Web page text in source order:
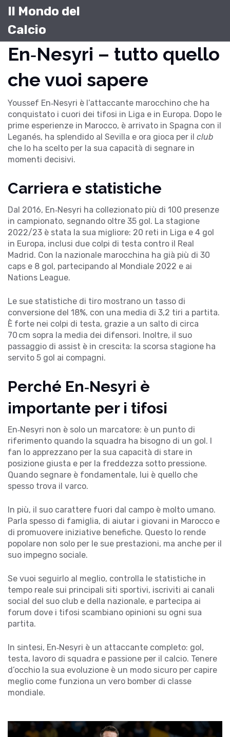
Il Mondo del
Calcio
En‑Nesyri – tutto quello
che vuoi sapere
Youssef En‑Nesyri è l’attaccante marocchino che ha
conquistato i cuori dei tifosi in Liga e in Europa. Dopo le
prime esperienze in Marocco, è arrivato in Spagna con il
Leganés, ha splendido al Sevilla e ora gioca per il club
che lo ha scelto per la sua capacità di segnare in
momenti decisivi.
Carriera e statistiche
Dal 2016, En‑Nesyri ha collezionato più di 100 presenze
in campionato, segnando oltre 35 gol. La stagione
2022/23 è stata la sua migliore: 20 reti in Liga e 4 gol
in Europa, inclusi due colpi di testa contro il Real
Madrid. Con la nazionale marocchina ha già più di 30
caps e 8 gol, partecipando al Mondiale 2022 e ai
Nations League.
Le sue statistiche di tiro mostrano un tasso di
conversione del 18%, con una media di 3,2 tiri a partita.
È forte nei colpi di testa, grazie a un salto di circa
70 cm sopra la media dei difensori. Inoltre, il suo
passaggio di assist è in crescita: la scorsa stagione ha
servito 5 gol ai compagni.
Perché En‑Nesyri è
importante per i tifosi
En‑Nesyri non è solo un marcatore: è un punto di
riferimento quando la squadra ha bisogno di un gol. I
fan lo apprezzano per la sua capacità di stare in
posizione giusta e per la freddezza sotto pressione.
Quando segnare è fondamentale, lui è quello che
spesso trova il varco.
In più, il suo carattere fuori dal campo è molto umano.
Parla spesso di famiglia, di aiutar i giovani in Marocco e
di promuovere iniziative benefiche. Questo lo rende
popolare non solo per le sue prestazioni, ma anche per il
suo impegno sociale.
Se vuoi seguirlo al meglio, controlla le statistiche in
tempo reale sui principali siti sportivi, iscriviti ai canali
social del suo club e della nazionale, e partecipa ai
forum dove i tifosi scambiano opinioni su ogni sua
partita.
In sintesi, En‑Nesyri è un attaccante completo: gol,
testa, lavoro di squadra e passione per il calcio. Tenere
d’occhio la sua evoluzione è un modo sicuro per capire
meglio come funziona un vero bomber di classe
mondiale.